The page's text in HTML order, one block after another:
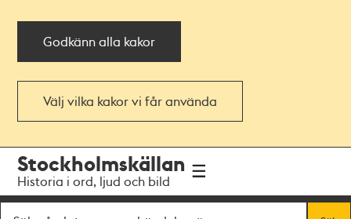
Godkänn alla kakor
Välj vilka kakor vi får använda
navigationen
huvudinnehållet
Stockholmskällan
Historia i ord, ljud och bild